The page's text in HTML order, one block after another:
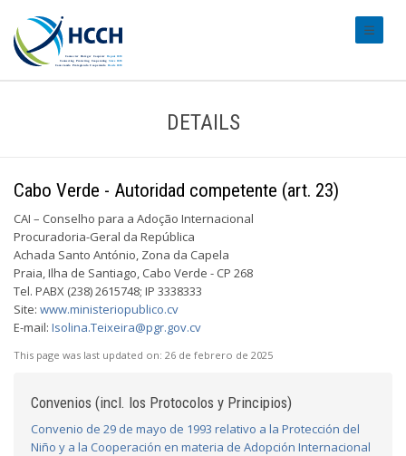
DETAILS
Cabo Verde - Autoridad competente (art. 23)
CAI – Conselho para a Adoção Internacional
Procuradoria-Geral da República
Achada Santo António, Zona da Capela
Praia, Ilha de Santiago, Cabo Verde - CP 268
Tel. PABX (238) 2615748; IP 3338333
Site: www.ministeriopublico.cv
E-mail: Isolina.Teixeira@pgr.gov.cv
This page was last updated on: 26 de febrero de 2025
Convenios (incl. los Protocolos y Principios)
Convenio de 29 de mayo de 1993 relativo a la Protección del
Niño y a la Cooperación en materia de Adopción Internacional